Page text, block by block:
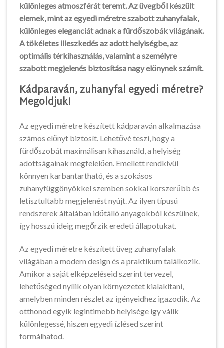
különleges atmoszférát teremt. Az üvegből készült
elemek, mint az egyedi méretre szabott zuhanyfalak,
különleges eleganciát adnak a fürdőszobák világának.
A tökéletes illeszkedés az adott helyiségbe, az
optimális térkihasználás, valamint a személyre
szabott megjelenés biztosítása nagy előnynek számít.
Kádparaván, zuhanyfal egyedi méretre?
Megoldjuk!
Az egyedi méretre készített kádparaván alkalmazása
számos előnyt biztosít. Lehetővé teszi, hogy a
fürdőszobát maximálisan kihasználd, a helyiség
adottságainak megfelelően. Emellett rendkívül
könnyen karbantartható, és a szokásos
zuhanyfüggönyökkel szemben sokkal korszerűbb és
letisztultabb megjelenést nyújt. Az ilyen típusú
rendszerek általában időtálló anyagokból készülnek,
így hosszú ideig megőrzik eredeti állapotukat.
Az egyedi méretre készített üveg zuhanyfalak
világában a modern design és a praktikum találkozik.
Amikor a saját elképzeléseid szerint tervezel,
lehetőséged nyílik olyan környezetet kialakítani,
amelyben minden részlet az igényeidhez igazodik. Az
otthonod egyik legintimebb helyisége így válik
különlegessé, hiszen egyedi ízlésed szerint
formálhatod.